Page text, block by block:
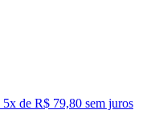
5x de R$ 79,80 sem juros